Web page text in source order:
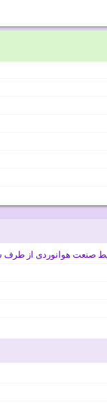
صنعت هوانوردی از طرف